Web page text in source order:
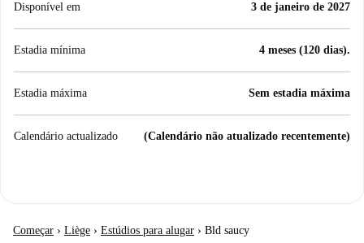
Disponível em 3 de janeiro de 2027
Estadia mínima 4 meses (120 dias).
Estadia máxima Sem estadia máxima
Calendário actualizado (Calendário não atualizado recentemente)
Começar › Liège › Estúdios para alugar › Bld saucy